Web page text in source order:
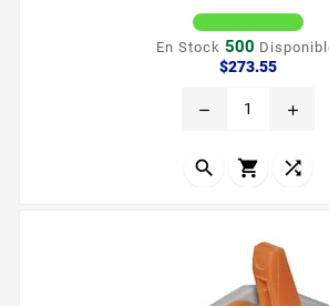
Dimensiones 300 X 250 X 120 Mm
Industriales Comerciales Y Res
Generales Dimensiones internas 3
entradas 12 Grado de
ABS A prueba de agua y
En Stock 500
$273.55Precio
remove add
  